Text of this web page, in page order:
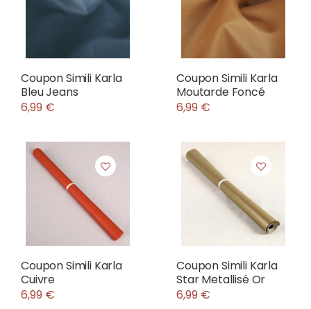
Coupon Simili Karla
Bleu Jeans
6,99 €
Coupon Simili Karla
Moutarde Foncé
6,99 €
Coupon Simili Karla
Cuivre
6,99 €
Coupon Simili Karla
Star Metallisé Or
6,99 €